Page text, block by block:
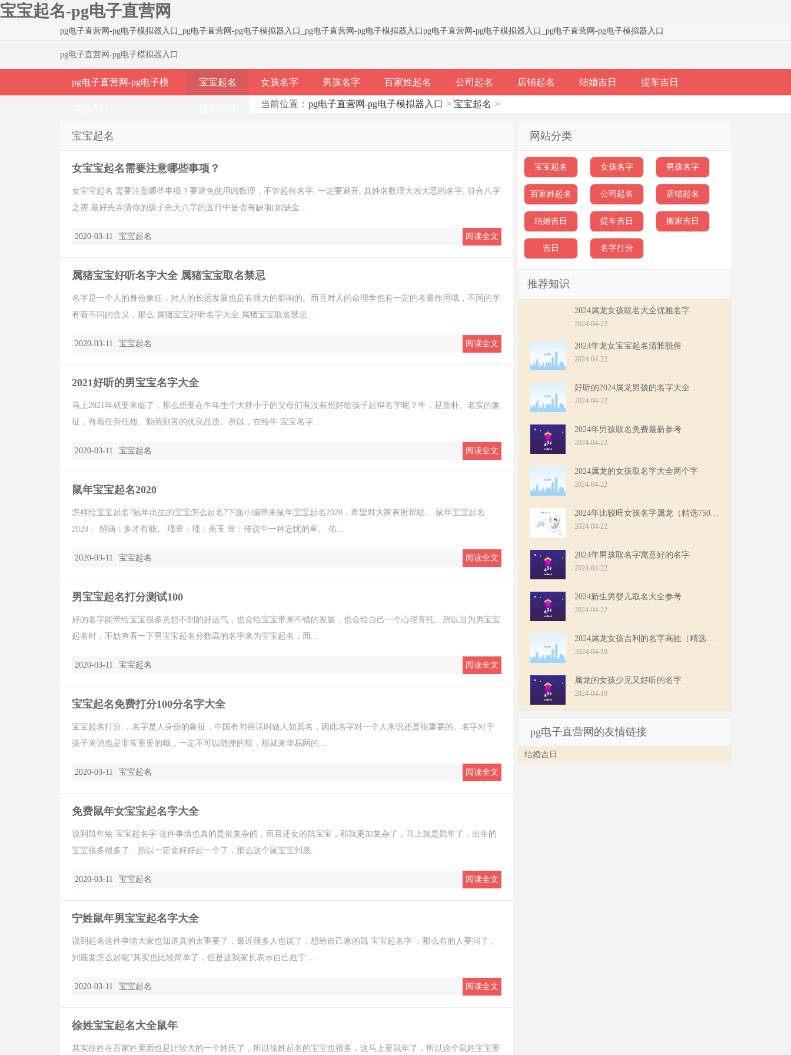
宝宝起名-pg电子直营网
pg电子直营网-pg电子模拟器入口 pg电子直营网-pg电子模拟器入口 pg电子直营网-pg电子模拟器入口 pg电子直营网-pg电子模拟器入口 pg电子直营网-pg电子模拟器入口
pg电子直营网-pg电子模拟器入口
pg电子直营网-pg电子模 宝宝起名 女孩名字 男孩名字 百家姓起名 公司起名 店铺起名 结婚吉日 提车吉日
当前位置： pg电子直营网-pg电子模拟器入口 > 宝宝起名 >
宝宝起名
女宝宝起名需要注意哪些事项？
女宝宝起名 需要注意哪些事项？要避免使用凶数理，不管起何名字, 一定要避开, 其姓名数理大凶大恶的名字. 符合八字
之需 最好先弄清你的孩子先天八字的五行中是否有缺项(如缺金...
2020-03-11 宝宝起名 阅读全文
属猪宝宝好听名字大全 属猪宝宝取名禁忌
名字是一个人的身份象征，对人的长远发展也是有很大的影响的。而且对人的命理学也有一定的考量作用哦，不同的字
有着不同的含义，那么 属猪宝宝好听名字大全 属猪宝宝取名禁忌...
2020-03-11 宝宝起名 阅读全文
2021好听的男宝宝名字大全
马上2021年就要来临了，那么想要在牛年生个大胖小子的父母们有没有想好给孩子起得名字呢？牛，是质朴、老实的象
征，有着任劳任怨、勤劳刻苦的优良品质。所以，在给牛 宝宝名字...
2020-03-11 宝宝起名 阅读全文
鼠年宝宝起名2020
怎样给宝宝起名?鼠年出生的宝宝怎么起名?下面小编带来鼠年宝宝起名2020，希望对大家有所帮助。 鼠年宝宝起名
2020： 韶涵：多才有能。 瑾萱：瑾：美玉 萱：传说中一种忘忧的草。 佑...
2020-03-11 宝宝起名 阅读全文
男宝宝起名打分测试100
好的名字能带给宝宝很多意想不到的好运气，也会给宝宝带来不错的发展，也会给自己一个心理寄托。所以当为男宝宝
起名时，不妨查看一下男宝宝起名分数高的名字来为宝宝起名，而...
2020-03-11 宝宝起名 阅读全文
宝宝起名免费打分100分名字大全
宝宝起名打分 ，名字是人身份的象征，中国有句俗话叫做人如其名，因此名字对一个人来说还是很重要的。名字对于
孩子来说也是非常重要的哦，一定不可以随便的取，那就来华易网的...
2020-03-11 宝宝起名 阅读全文
免费鼠年女宝宝起名字大全
说到鼠年给 宝宝起名字 这件事情也真的是挺复杂的，而且还女的鼠宝宝，那就更加复杂了，马上就是鼠年了，出生的
宝宝很多很多了，所以一定要好好起一个了，那么这个鼠宝宝到底...
2020-03-11 宝宝起名 阅读全文
宁姓鼠年男宝宝起名字大全
说到起名这件事情大家也知道真的太重要了，最近很多人也说了，想给自己家的鼠 宝宝起名字 ，那么有的人要问了，
到底要怎么起呢?其实也比较简单了，但是这我家长表示自己姓宁，...
2020-03-11 宝宝起名 阅读全文
徐姓宝宝起名大全鼠年
其实徐姓在百家姓里面也是比较大的一个姓氏了，所以徐姓起名的宝宝也很多，这马上要鼠年了，所以这个鼠姓宝宝要
网站分类
宝宝起名 女孩名字 男孩名字
百家姓起名 公司起名 店铺起名
结婚吉日 提车吉日 搬家吉日
吉日 名字打分
推荐知识
2024属龙女孩取名大全优雅名字
2024-04-22
2024年龙女宝宝起名清雅脱俗
2024-04-22
好听的2024属龙男孩的名字大全
2024-04-22
2024年男孩取名免费最新参考
2024-04-22
2024属龙的女孩取名字大全两个字
2024-04-22
2024-04-22
2024年男孩取名字寓意好的名字
2024-04-22
2024新生男婴儿取名大全参考
2024-04-22
2024-04-19
属龙的女孩少见又好听的名字
2024-04-19
pg电子直营网的友情链接
结婚吉日